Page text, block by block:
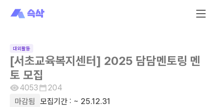
대외활동
[서초교육복지센터] 2025 담담멘토링 멘
토 모집
4053
204
마감됨
모집기간 : ~ 25.12.31